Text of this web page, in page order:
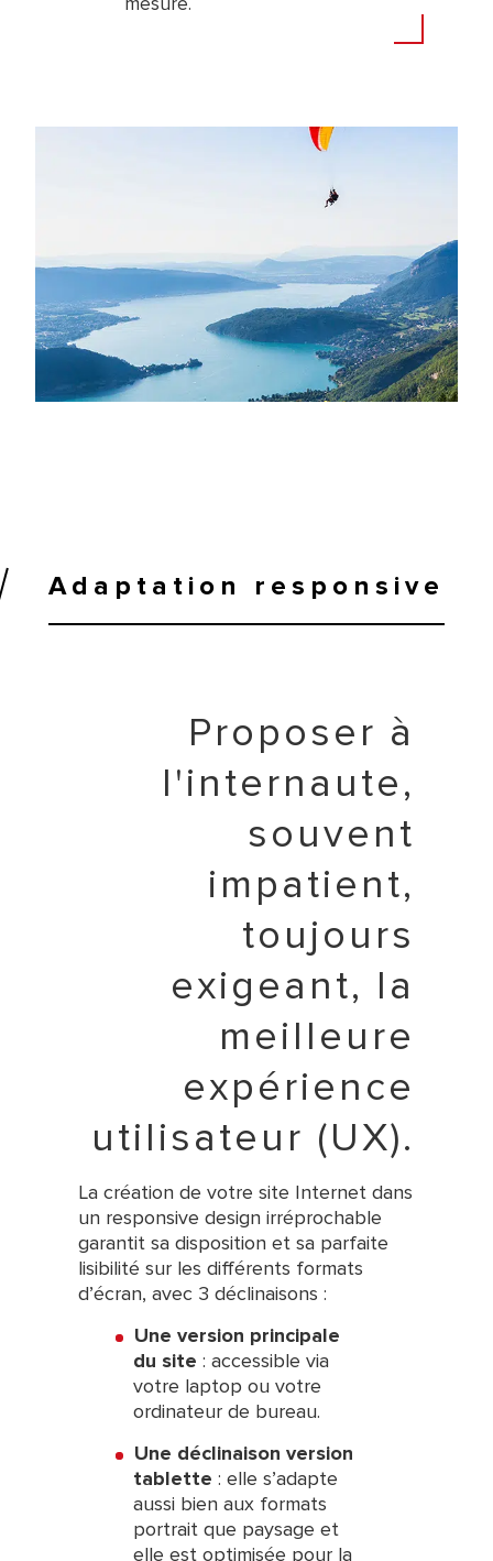
Adaptation responsive
Proposer à
l'internaute,
souvent
impatient,
toujours
exigeant, la
meilleure
expérience
utilisateur (UX).
La création de votre site Internet dans
un responsive design irréprochable
garantit sa disposition et sa parfaite
lisibilité sur les différents formats
d’écran, avec 3 déclinaisons :
Une version principale
du site : accessible via
votre laptop ou votre
ordinateur de bureau.
Une déclinaison version
tablette : elle s’adapte
aussi bien aux formats
portrait que paysage et
elle est optimisée pour la